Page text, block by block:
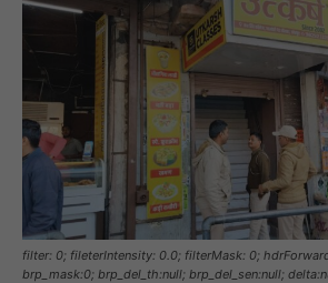
filter: 0; fileterIntensity: 0.0; filterMask: 0;
brp_mask:0; brp_del_th:null; brp_del_sen:null;